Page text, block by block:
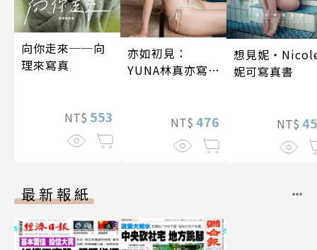
向你走來──向
理來寫真
NT$ 553
亦如初見：
YUNA林真亦寫
NT$ 476
想見妮
妮可寫真書
NT$
最新報紙